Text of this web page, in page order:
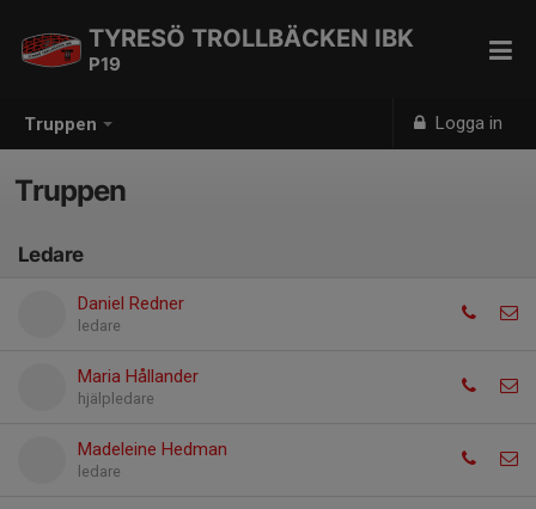
Truppen Logga in
TYRESÖ TROLLBÄCKEN IBK
P19
Truppen
Ledare
Daniel Redner
ledare
Maria Hållander
hjälpledare
Madeleine Hedman
ledare